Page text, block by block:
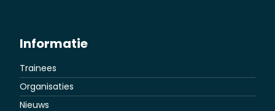
Informatie
Trainees
Organisaties
Nieuws